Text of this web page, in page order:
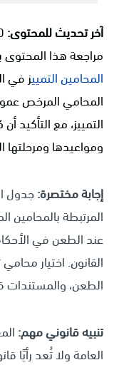
آخر تحديث للمحتوى:
مراجعة هذا
المحامين التمييز في
المحامي المرخص
التمييز، مع التأكيد
ومواعيدها ومرحلتها
إجابة مختصرة:جدول
المرتبطة بالمحامين
عند الطعن في
القانون. اختيار
الطعن، والمستندات
تنبيه قانوني مهم:
العامة ولا تُعد رأيًا